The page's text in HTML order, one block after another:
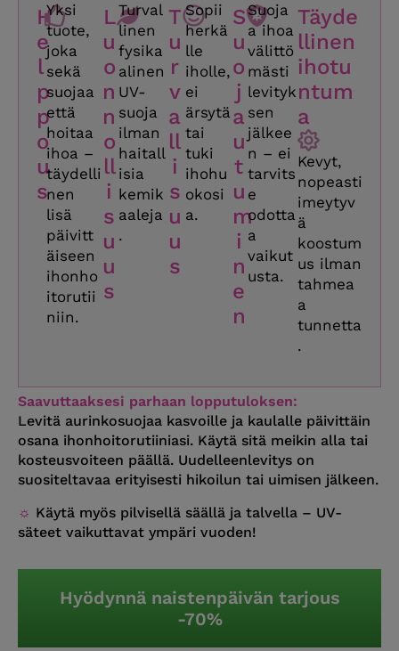
H
e
l
p
p
o
u
s
Yksi
tuote,
joka
sekä
suojaa
että
hoitaa
ihoa –
täydelli
nen
lisä
päivitt
äiseen
ihonho
itorutii
niin.
L
u
o
n
n
o
ll
i
s
u
u
s
Turval
linen
fysika
alinen
UV-
suoja
ilman
haitall
isia
kemik
aaleja
.
T
u
r
v
a
ll
i
s
u
u
s
Sopii
herkä
lle
iholle,
ei
ärsytä
tai
tuki
ihohu
okosi
a.
S
u
o
j
a
u
t
u
m
i
n
e
n
Suoja
a ihoa
välittö
mästi
levityk
sen
jälkee
n – ei
tarvits
e
odotta
a
vaikut
usta.
Täyde
llinen
ihotu
ntum
a
Kevyt,
nopeasti
imeytyv
ä
koostum
us ilman
tahmea
a
tunnetta
.
Saavuttaaksesi parhaan lopputuloksen:
Levitä aurinkosuojaa kasvoille ja kaulalle päivittäin
osana ihonhoitorutiiniasi. Käytä sitä meikin alla tai
kosteusvoiteen päällä. Uudelleenlevitys on
suositeltavaa erityisesti hikoilun tai uimisen jälkeen.
☼ Käytä myös pilvisellä säällä ja talvella – UV-
säteet vaikuttavat ympäri vuoden!
Hyödynnä naistenpäivän tarjous
-70%